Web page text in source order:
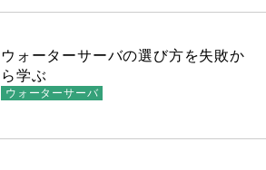
ウォーターサーバの選び方を失敗か
ら学ぶ
ウォーターサーバ